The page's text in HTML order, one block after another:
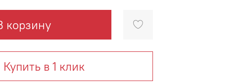
корзину
Купить в 1 клик